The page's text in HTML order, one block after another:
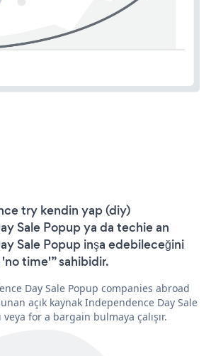
try kendin yap (diy)
Sale Popup ya da techie an
Sale Popup inşa edebileceğini
time'” sahibidir.
Day Sale Popup companies abroad
açık kaynak Independence Day Sale
for a bargain bulmaya çalışır.